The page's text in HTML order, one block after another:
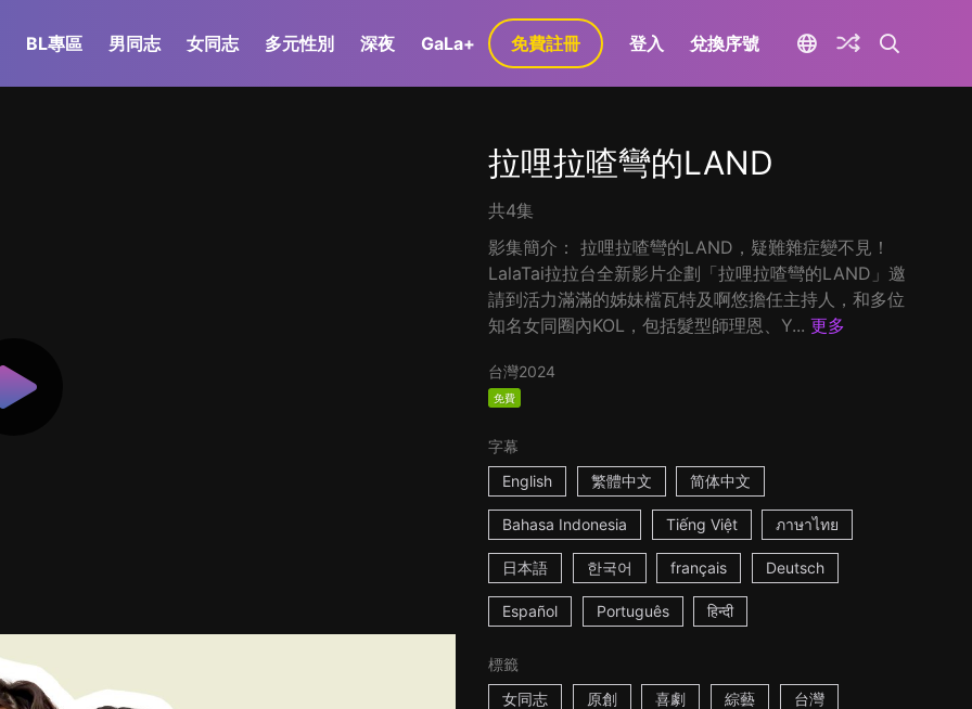
BL專區 男同志 女同志 多元性別 深夜 GaLa+ 免費註冊 登入 兌換序號
拉哩拉喳彎的LAND
共4集
影集簡介： 拉哩拉喳彎的LAND，疑難雜症變不見！
LalaTai拉拉台全新影片企劃「拉哩拉喳彎的LAND」邀
請到活力滿滿的姊妹檔瓦特及啊悠擔任主持人，和多位
知名女同圈內KOL，包括髮型師理恩、Y... 更多
台灣2024
免費
字幕
English
繁體中文 简体中文
Bahasa Indonesia Tiếng Việt ภาษาไทย
日本語 한국어 français Deutsch
Español Português हिन्दी
標籤
女同志
原創 喜劇 綜藝 台灣